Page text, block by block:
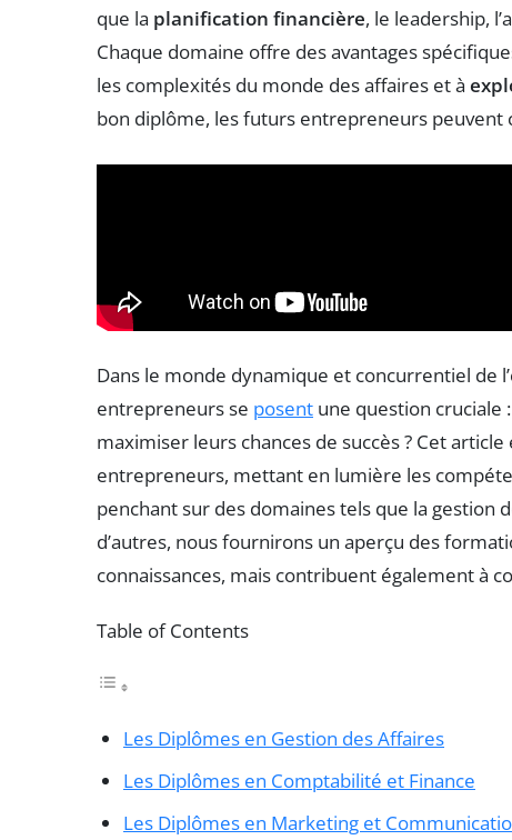
que la planification financière, le leadership,
Chaque domaine offre des avantages
les complexités du monde des affaires et à
bon diplôme, les futurs entrepreneurs
Dans le monde dynamique et concurrentiel de
entrepreneurs se posent une question cruciale
maximiser leurs chances de succès ? Cet
entrepreneurs, mettant en lumière les
penchant sur des domaines tels que la gestion
d’autres, nous fournirons un aperçu des
connaissances, mais contribuent également à
Table of Contents
Les Diplômes en Gestion des Affaires
Les Diplômes en Comptabilité et Finance
Les Diplômes en Marketing et